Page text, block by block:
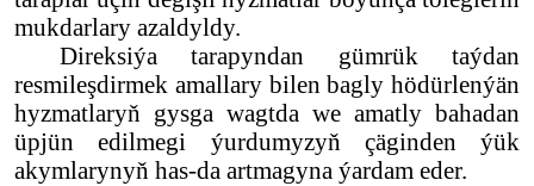
mukdarlary azaldyldy.
Direksiýa tarapyndan gümrük taýdan
resmileşdirmek amallary bilen bagly hödürlenýän
hyzmatlaryň gysga wagtda we amatly bahadan
üpjün edilmegi ýurdumyzyň çäginden ýük
akymlarynyň has-da artmagyna ýardam eder.